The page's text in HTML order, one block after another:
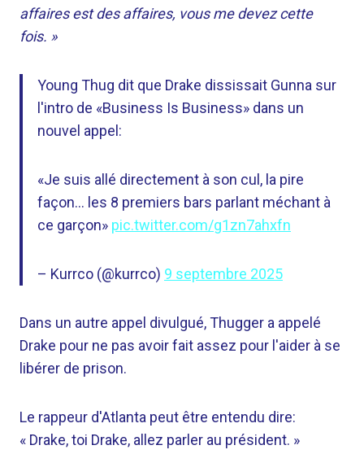
affaires est des affaires, vous me devez cette
fois. »
Young Thug dit que Drake dississait Gunna sur
l'intro de «Business Is Business» dans un
nouvel appel:
«Je suis allé directement à son cul, la pire
façon… les 8 premiers bars parlant méchant à
ce garçon» pic.twitter.com/g1zn7ahxfn
– Kurrco (@kurrco) 9 septembre 2025
Dans un autre appel divulgué, Thugger a appelé
Drake pour ne pas avoir fait assez pour l'aider à se
libérer de prison.
Le rappeur d'Atlanta peut être entendu dire:
« Drake, toi Drake, allez parler au président. »